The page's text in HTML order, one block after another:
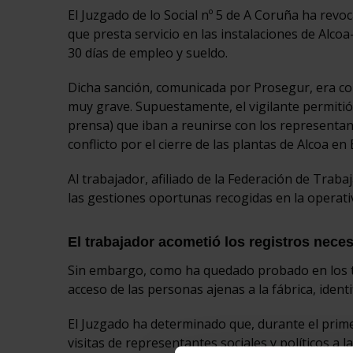
El Juzgado de lo Social nº 5 de A Coruña ha
que presta servicio en las instalaciones de
30 días de empleo y sueldo.
Dicha sanción, comunicada por Prosegur, era
muy grave. Supuestamente, el vigilante
prensa) que iban a reunirse con los
conflicto por el cierre de las plantas de Alcoa en
Al trabajador, afiliado de la Federación de
las gestiones oportunas recogidas en la
El trabajador acometió los registros
Sin embargo, como ha quedado probado en
acceso de las personas ajenas a la fábrica,
El Juzgado ha determinado que, durante el
visitas de representantes sociales y políticos a